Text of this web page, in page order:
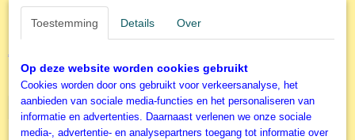
Educa - Legpuzzel - Bengaalse Tijger - 500 stukjes
€ 10,99
Op voorraad
IN WINKELWAGEN
Toestemming Details Over
Op deze website worden cookies gebruikt
Cookies worden door ons gebruikt voor verkeersanalyse, het
aanbieden van sociale media-functies en het personaliseren van
informatie en advertenties. Daarnaast verlenen we onze sociale
media-, advertentie- en analysepartners toegang tot informatie over